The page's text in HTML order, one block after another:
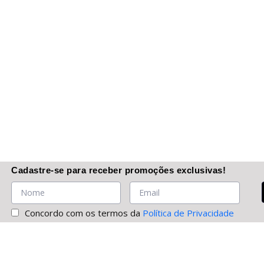
Cadastre-se para receber promoções exclusivas!
Concordo com os termos da Política de Privacidade